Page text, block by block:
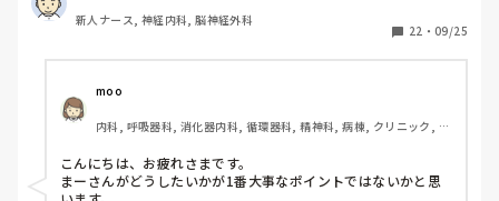
ですが、異動してから薬剤に関するインシデントを4件ほど
起こし、優先順位や多重課題ができていないのでは？という
い』『一人を持って看護のつながりを持って』ということで
受け持ち1人になりました。
複数受け持ちに戻るよう、1ヶ月間1年目のように勉強したり
と業務に臨んできました。
そして最近師長さんに『君は病棟勤務よりも外来とか健診セ
ンターとかのほうがいいのでは？ウチの部署もスタッフが足
りないから育てる余裕が足りない。前向きに捉えて看護師は
新人ナース, 神経内科, 脳神経外科
22 ・ 09/25
moo
内科, 呼吸器科, 消化器内科, 循環器科, 精神科, 病棟, クリニック, リ
こんにちは、お疲れさまです。
まーさんがどうしたいかが1番大事なポイントではないかと思